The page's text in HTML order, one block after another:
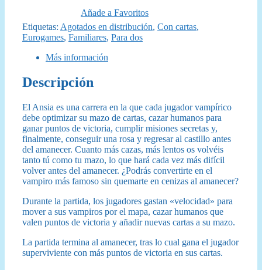
Añade a Favoritos
Etiquetas: Agotados en distribución, Con cartas,
Eurogames, Familiares, Para dos
Más información
Descripción
El Ansia es una carrera en la que cada jugador vampírico
debe optimizar su mazo de cartas, cazar humanos para
ganar puntos de victoria, cumplir misiones secretas y,
finalmente, conseguir una rosa y regresar al castillo antes
del amanecer. Cuanto más cazas, más lentos os volvéis
tanto tú como tu mazo, lo que hará cada vez más difícil
volver antes del amanecer. ¿Podrás convertirte en el
vampiro más famoso sin quemarte en cenizas al amanecer?
Durante la partida, los jugadores gastan «velocidad» para
mover a sus vampiros por el mapa, cazar humanos que
valen puntos de victoria y añadir nuevas cartas a su mazo.
La partida termina al amanecer, tras lo cual gana el jugador
superviviente con más puntos de victoria en sus cartas.